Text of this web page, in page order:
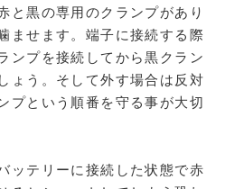
と黒の専用のクランプがあり
ませます。端子に接続する際
ンプを接続してから黒クラン
ょう。そして外す場合は反対
プという順番を守る事が大切
ッテリーに接続した状態で赤
電